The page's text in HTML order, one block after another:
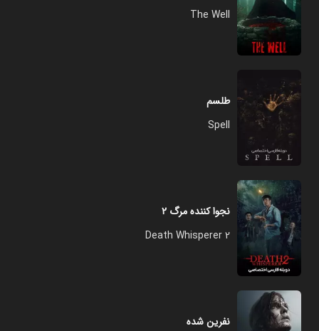
The Well
طلسم
Spell
نجوا کننده مرگ ۲
Death Whisperer 2
نفرین شده